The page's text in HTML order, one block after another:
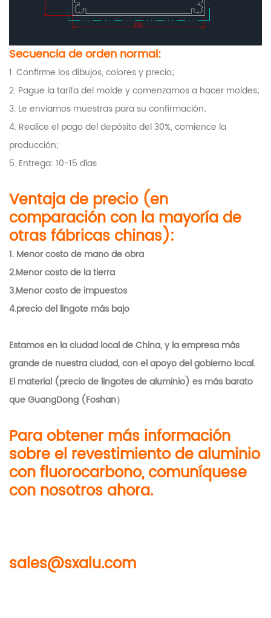
Secuencia de orden normal:
1. Confirme los dibujos, colores y precio;
2. Pague la tarifa del molde y comenzamos a hacer moldes;
3. Le enviamos muestras para su confirmación;
4. Realice el pago del depósito del 30%, comience la
producción;
5. Entrega: 10-15 días
Ventaja de precio (en
comparación con la mayoría de
otras fábricas chinas):
1. Menor costo de mano de obra
2.Menor costo de la tierra
3.Menor costo de impuestos
4.precio del lingote más bajo
Estamos en la ciudad local de China, y la empresa más
grande de nuestra ciudad, con el apoyo del gobierno local.
El material (precio de lingotes de aluminio) es más barato
que GuangDong (Foshan）
Para obtener más información
sobre el revestimiento de aluminio
con fluorocarbono, comuníquese
con nosotros ahora.
sales@sxalu.com